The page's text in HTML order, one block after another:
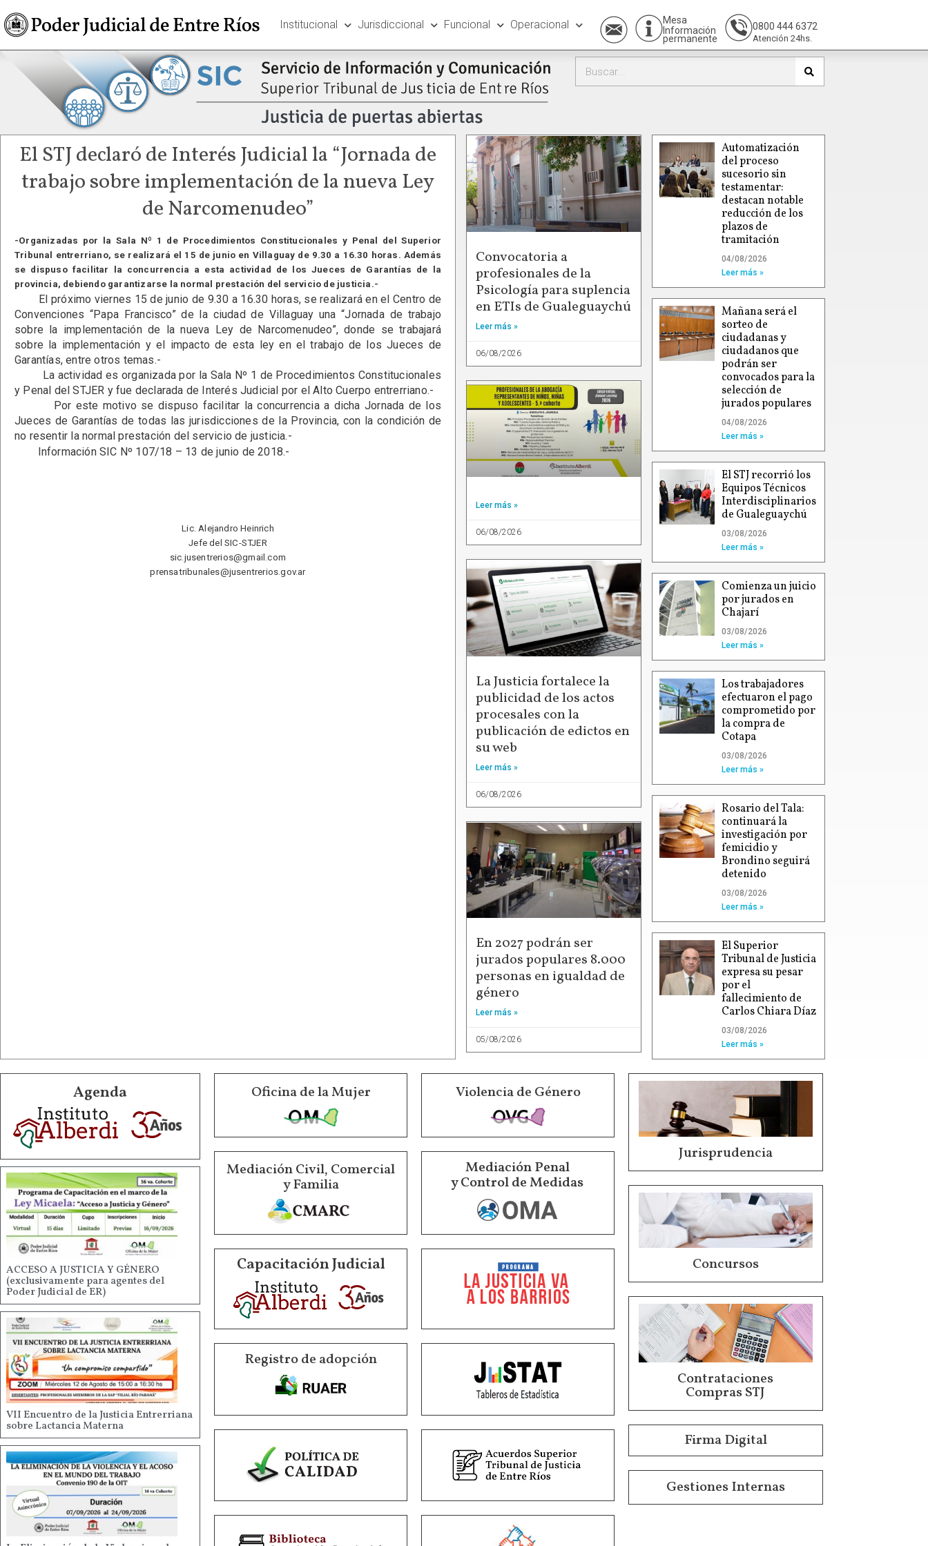
Institucional Jurisdiccional Funcional Operacional
Mesa
Información
permanente
0800 444 6372
Atención 24hs.
El STJ declaró de Interés Judicial la “Jornada de
trabajo sobre implementación de la nueva Ley
de Narcomenudeo”
-Organizadas por la Sala Nº 1 de Procedimientos Constitucionales y Penal del Superior
Tribunal entrerriano, se realizará el 15 de junio en Villaguay de 9.30 a 16.30 horas. Además
se dispuso facilitar la concurrencia a esta actividad de los Jueces de Garantías de la
provincia, debiendo garantizarse la normal prestación del servicio de justicia.-
El próximo viernes 15 de junio de 9.30 a 16.30 horas, se realizará en el Centro de
Convenciones “Papa Francisco” de la ciudad de Villaguay una “Jornada de trabajo
sobre la implementación de la nueva Ley de Narcomenudeo”, donde se trabajará
sobre la implementación y el impacto de esta ley en el trabajo de los Jueces de
Garantías, entre otros temas.-
La actividad es organizada por la Sala Nº 1 de Procedimientos Constitucionales
y Penal del STJER y fue declarada de Interés Judicial por el Alto Cuerpo entrerriano.-
Por este motivo se dispuso facilitar la concurrencia a dicha Jornada de los
Jueces de Garantías de todas las jurisdicciones de la Provincia, con la condición de
no resentir la normal prestación del servicio de justicia.-
Información SIC Nº 107/18 – 13 de junio de 2018.-
Lic. Alejandro Heinrich
Jefe del SIC-STJER
sic.jusentrerios@gmail.com
prensatribunales@jusentrerios.gov.ar
Convocatoria a
profesionales de la
Psicología para suplencia
en ETIs de Gualeguaychú
Leer más »
06/08/2026
Leer más »
06/08/2026
La Justicia fortalece la
publicidad de los actos
procesales con la
publicación de edictos en
su web
Leer más »
06/08/2026
En 2027 podrán ser
jurados populares 8.000
personas en igualdad de
género
Leer más »
05/08/2026
Automatización
del proceso
sucesorio sin
testamentar:
destacan notable
reducción de los
plazos de
tramitación
04/08/2026
Leer más »
Mañana será el
sorteo de
ciudadanas y
ciudadanos que
podrán ser
convocados para la
selección de
jurados populares
04/08/2026
Leer más »
El STJ recorrió los
Equipos Técnicos
Interdisciplinarios
de Gualeguaychú
03/08/2026
Leer más »
Comienza un juicio
por jurados en
Chajarí
03/08/2026
Leer más »
Los trabajadores
efectuaron el pago
comprometido por
la compra de
Cotapa
03/08/2026
Leer más »
Rosario del Tala:
continuará la
investigación por
femicidio y
Brondino seguirá
detenido
03/08/2026
Leer más »
El Superior
Tribunal de Justicia
expresa su pesar
por el
fallecimiento de
Carlos Chiara Díaz
03/08/2026
Leer más »
Agenda
ACCESO A JUSTICIA Y GÉNERO
(exclusivamente para agentes del
Poder Judicial de ER)
VII Encuentro de la Justicia Entrerriana
sobre Lactancia Materna
Oficina de la Mujer Violencia de Género
Mediación Civil, Comercial
y Familia
Mediación Penal
y Control de Medidas
Capacitación Judicial
Registro de adopción
Jurisprudencia
Concursos
Contrataciones
Compras STJ
Firma Digital
Gestiones Internas